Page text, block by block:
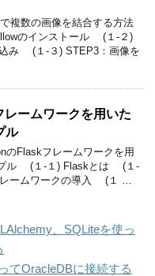
複数の画像を結合する方法
のインストール (１-２)
み (１-３) STEP3：画像を
ームワークを用いた
ル
のFlaskフレームワークを用
プル (１-１) Flaskとは (１-
ームワークの導入 (１ …
、SQLiteを使っ
てOracleDBに接続する